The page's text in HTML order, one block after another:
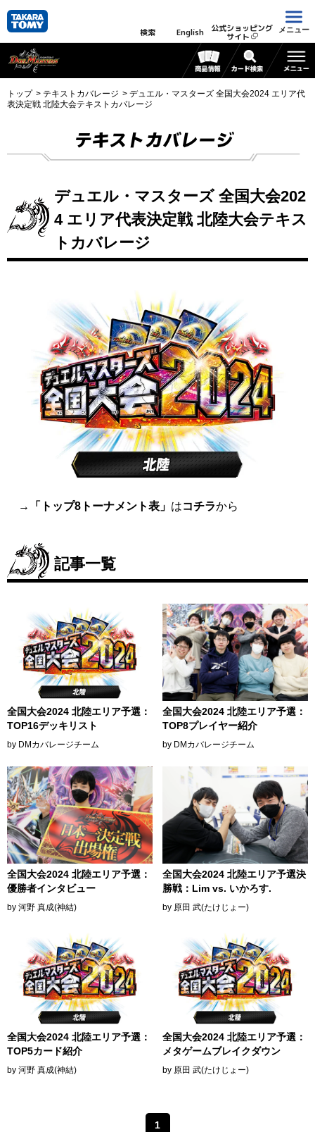
検索 English 公式ショッピング
サイト
メニュー
トップ テキストカバレージ
デュエル・マスターズ 全国大会2024 エリア代
表決定戦 北陸大会テキストカバレージ
テキストカバレージ
デュエル・マスターズ 全国大会202
4 エリア代表決定戦 北陸大会テキス
トカバレージ
→ 「トップ8トーナメント表」 はコチラから
記事一覧
全国大会2024 北陸エリア予選：
TOP16デッキリスト
by DMカバレージチーム
全国大会2024 北陸エリア予選：
TOP8プレイヤー紹介
by DMカバレージチーム
全国大会2024 北陸エリア予選：
優勝者インタビュー
by 河野 真成(神結)
全国大会2024 北陸エリア予選決
勝戦：Lim vs. いかろす.
by 原田 武(たけじょー)
全国大会2024 北陸エリア予選：
TOP5カード紹介
by 河野 真成(神結)
全国大会2024 北陸エリア予選：
メタゲームブレイクダウン
by 原田 武(たけじょー)
1